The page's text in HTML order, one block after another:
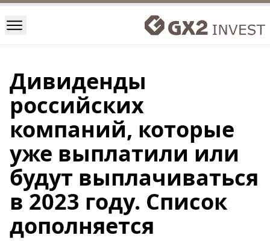
Дивиденды
российских
компаний, которые
уже выплатили или
будут выплачиваться
в 2023 году. Список
дополняется